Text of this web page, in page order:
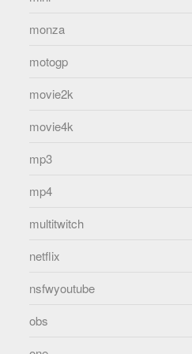
monza
motogp
movie2k
movie4k
mp3
mp4
multitwitch
netflix
nsfwyoutube
obs